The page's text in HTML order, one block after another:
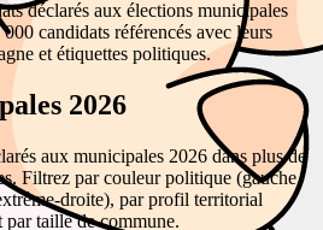
déclarés aux élections municipales
candidats référencés avec leurs
et étiquettes politiques.
2026
aux municipales 2026 dans plus de
Filtrez par couleur politique (gauche,
droite), par profil territorial
taille de commune.